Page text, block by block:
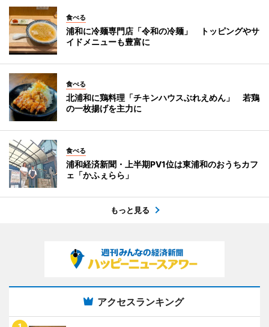
食べる
浦和に冷麺専門店「令和の冷麺」 トッピングやサ
イドメニューも豊富に
食べる
北浦和に鶏料理「チキンハウスぶれえめん」 若鶏
の一枚揚げを主力に
食べる
浦和経済新聞・上半期PV1位は東浦和のおうちカフ
ェ「かふぇらら」
もっと見る
アクセスランキング